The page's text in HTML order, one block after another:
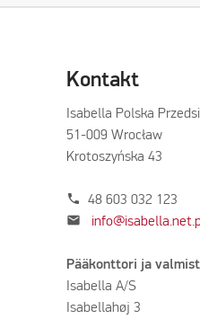
Kontakt
Isabella Polska
51-009 Wrocław
Krotoszyńska 43
phone 48 603 032 123
mail
Pääkonttori ja
Isabella A/S
Isabellahøj 3